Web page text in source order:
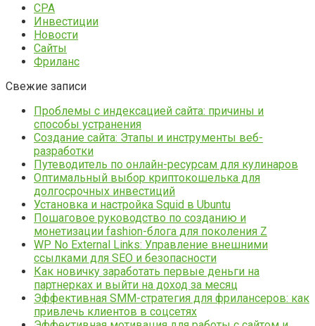
CPA
Инвестиции
Новости
Сайты
Фриланс
Свежие записи
Проблемы с индексацией сайта: причины и
способы устранения
Создание сайта: Этапы и инструменты веб-
разработки
Путеводитель по онлайн-ресурсам для кулинаров
Оптимальный выбор криптокошелька для
долгосрочных инвестиций
Установка и настройка Squid в Ubuntu
Пошаговое руководство по созданию и
монетизации fashion-блога для поколения Z
WP No External Links: Управление внешними
ссылками для SEO и безопасности
Как новичку заработать первые деньги на
партнерках и выйти на доход за месяц
Эффективная SMM-стратегия для фрилансеров: как
привлечь клиентов в соцсетях